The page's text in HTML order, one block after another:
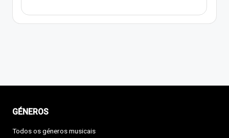
GÉNEROS
Todos os géneros musicais